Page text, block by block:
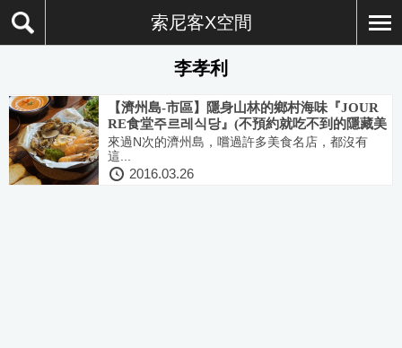
索尼客X空間
李孝利
【濟州島-市區】隱身山林的鄉村海味『JOUR
RE食堂주르레식당』(不預約就吃不到的隱藏美
食)
來過N次的濟州島，嚐過許多美食名店，都沒有
這...
2016.03.26